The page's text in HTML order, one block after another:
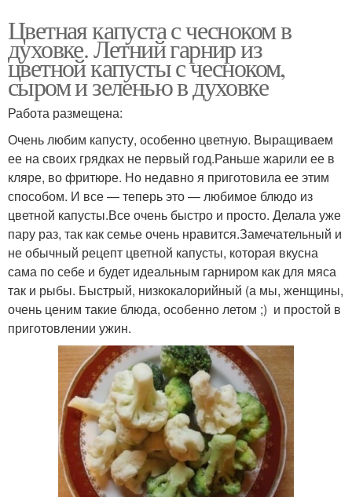
Цветная капуста с чесноком в
духовке. Летний гарнир из
цветной капусты с чесноком,
сыром и зеленью в духовке
Работа размещена:
Очень любим капусту, особенно цветную. Выращиваем
ее на своих грядках не первый год.Раньше жарили ее в
кляре, во фритюре. Но недавно я приготовила ее этим
способом. И все — теперь это — любимое блюдо из
цветной капусты.Все очень быстро и просто. Делала уже
пару раз, так как семье очень нравится.Замечательный и
не обычный рецепт цветной капусты, которая вкусна
сама по себе и будет идеальным гарниром как для мяса
так и рыбы. Быстрый, низкокалорийный (а мы, женщины,
очень ценим такие блюда, особенно летом ;) и простой в
приготовлении ужин.